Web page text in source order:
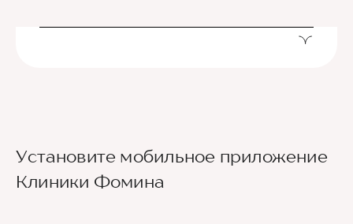
Установите мобильное приложение
Клиники Фомина